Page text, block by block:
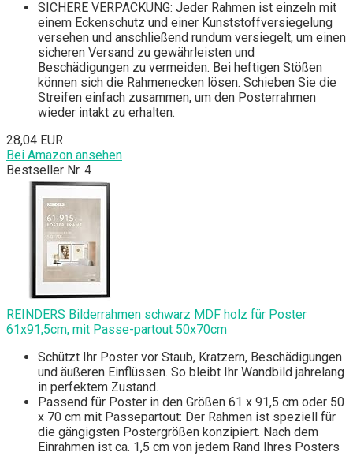
SICHERE VERPACKUNG: Jeder Rahmen ist einzeln mit
einem Eckenschutz und einer Kunststoffversiegelung
versehen und anschließend rundum versiegelt, um einen
sicheren Versand zu gewährleisten und
Beschädigungen zu vermeiden. Bei heftigen Stößen
können sich die Rahmenecken lösen. Schieben Sie die
Streifen einfach zusammen, um den Posterrahmen
wieder intakt zu erhalten.
28,04 EUR
Bei Amazon ansehen
Bestseller Nr. 4
REINDERS Bilderrahmen schwarz MDF holz für Poster
61x91,5cm, mit Passe-partout 50x70cm
Schützt Ihr Poster vor Staub, Kratzern, Beschädigungen
und äußeren Einflüssen. So bleibt Ihr Wandbild jahrelang
in perfektem Zustand.
Passend für Poster in den Größen 61 x 91,5 cm oder 50
x 70 cm mit Passepartout: Der Rahmen ist speziell für
die gängigsten Postergrößen konzipiert. Nach dem
Einrahmen ist ca. 1,5 cm von jedem Rand Ihres Posters